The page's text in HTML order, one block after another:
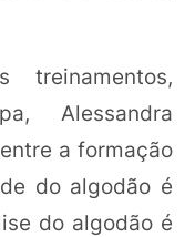
Alessandra
a formação
do algodão é
do algodão é